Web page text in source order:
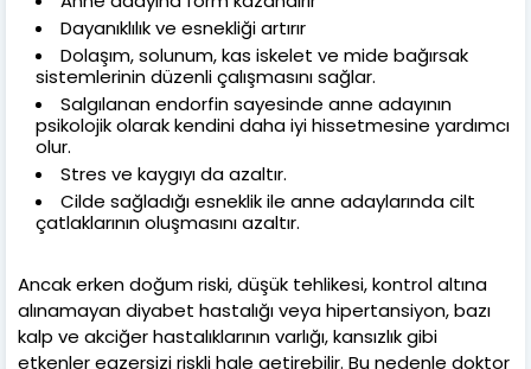
Dayanıklılık ve esnekliği artırır
Dolaşım, solunum, kas iskelet ve mide bağırsak
sistemlerinin düzenli çalışmasını sağlar.
Salgılanan endorfin sayesinde anne adayının
psikolojik olarak kendini daha iyi hissetmesine yardımcı
olur.
Stres ve kaygıyı da azaltır.
Cilde sağladığı esneklik ile anne adaylarında cilt
çatlaklarının oluşmasını azaltır.
Ancak erken doğum riski, düşük tehlikesi, kontrol altına
alınamayan diyabet hastalığı veya hipertansiyon, bazı
kalp ve akciğer hastalıklarının varlığı, kansızlık gibi
etkenler egzersizi riskli hale getirebilir. Bu nedenle doktor